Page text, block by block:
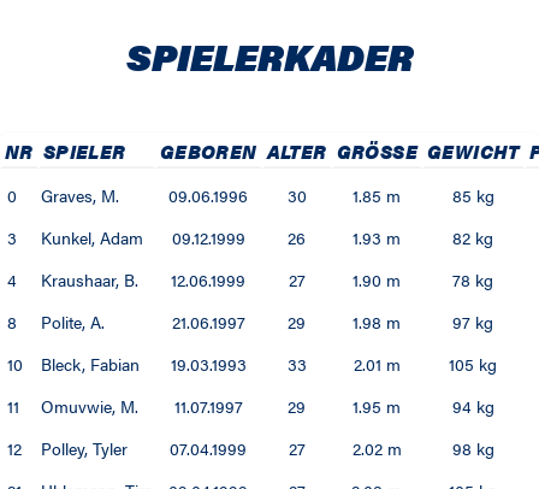
SPIELER­KADER
NR SPIELER GEBOREN ALTER GRÖSSE GEWICHT
0 Graves, M. 09.06.1996 30 1.85 m
85 kg
3
Kunkel, Adam 09.12.1999 26 1.93 m
82 kg
4
Kraushaar, B. 12.06.1999 27 1.90 m
78 kg
8
Polite, A. 21.06.1997 29 1.98 m
97 kg
10
Bleck, Fabian 19.03.1993 33 2.01 m
105 kg
11
Omuvwie, M. 11.07.1997 29 1.95 m
94 kg
12
Polley, Tyler 07.04.1999 27 2.02 m
98 kg